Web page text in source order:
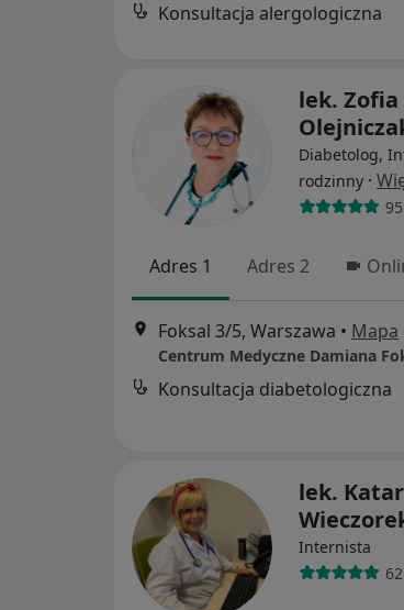
Konsultacja alergologiczna
lek. Zofia
Diabetolog,
rodzinny ·
Adres 1 Adres 2
Foksal 3/5, Warszawa • Mapa
Centrum Medyczne Damiana
Konsultacja diabetologiczna
lek.
Internista